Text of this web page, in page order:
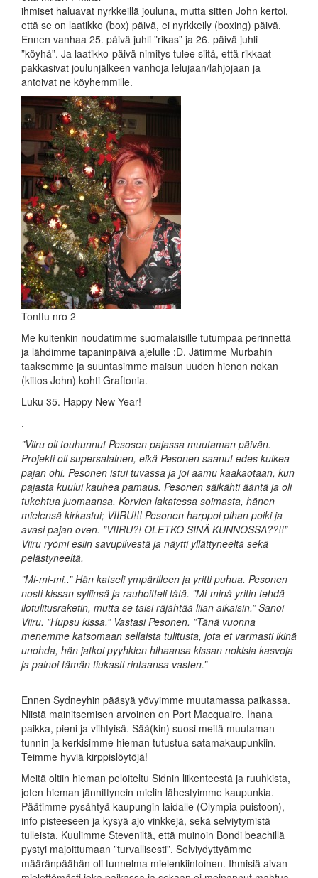
ihmiset haluavat nyrkkeillä jouluna, mutta sitten John kertoi,
että se on laatikko (box) päivä, ei nyrkkeily (boxing) päivä.
Ennen vanhaa 25. päivä juhli ”rikas” ja 26. päivä juhli
”köyhä”. Ja laatikko-päivä nimitys tulee siitä, että rikkaat
pakkasivat joulunjälkeen vanhoja lelujaan/lahjojaan ja
antoivat ne köyhemmille.
Tonttu nro 2
Me kuitenkin noudatimme suomalaisille tutumpaa perinnettä
ja lähdimme tapaninpäivä ajelulle :D. Jätimme Murbahin
taaksemme ja suuntasimme maisun uuden hienon nokan
(kiitos John) kohti Graftonia.
Luku 35. Happy New Year!
.
”Viiru oli touhunnut Pesosen pajassa muutaman päivän.
Projekti oli supersalainen, eikä Pesonen saanut edes kulkea
pajan ohi. Pesonen istui tuvassa ja joi aamu kaakaotaan, kun
pajasta kuului kauhea pamaus. Pesonen säikähti ääntä ja oli
tukehtua juomaansa. Korvien lakatessa soimasta, hänen
mielensä kirkastui; VIIRU!!! Pesonen harppoi pihan poiki ja
avasi pajan oven. ”VIIRU?! OLETKO SINÄ KUNNOSSA??!!”
Viiru ryömi esiin savupilvestä ja näytti yllättyneeltä sekä
pelästyneeltä.
”Mi-mi-mi..” Hän katseli ympärilleen ja yritti puhua. Pesonen
nosti kissan syliinsä ja rauhoitteli tätä. ”Mi-minä yritin tehdä
ilotulitusraketin, mutta se taisi räjähtää liian aikaisin.” Sanoi
Viiru. ”Hupsu kissa.” Vastasi Pesonen. ”Tänä vuonna
menemme katsomaan sellaista tulitusta, jota et varmasti ikinä
unohda, hän jatkoi pyyhkien hihaansa kissan nokisia kasvoja
ja painoi tämän tiukasti rintaansa vasten.”
Ennen Sydneyhin pääsyä yövyimme muutamassa paikassa.
Niistä mainitsemisen arvoinen on Port Macquaire. Ihana
paikka, pieni ja viihtyisä. Sää(kin) suosi meitä muutaman
tunnin ja kerkisimme hieman tutustua satamakaupunkiin.
Teimme hyviä kirppislöytöjä!
Meitä oltiin hieman peloiteltu Sidnin liikenteestä ja ruuhkista,
joten hieman jännittynein mielin lähestyimme kaupunkia.
Päätimme pysähtyä kaupungin laidalle (Olympia puistoon),
info pisteeseen ja kysyä ajo vinkkejä, sekä selviytymistä
tulleista. Kuulimme Steveniltä, että muinoin Bondi beachillä
pystyi majoittumaan ”turvallisesti”. Selviydyttyämme
määränpäähän oli tunnelma mielenkiintoinen. Ihmisiä aivan